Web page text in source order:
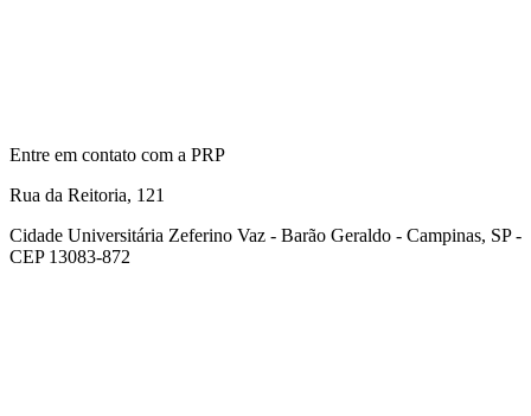
Entre em contato com a PRP
Rua da Reitoria, 121
Cidade Universitária Zeferino Vaz - Barão Geraldo - Campinas, SP -
CEP 13083-872